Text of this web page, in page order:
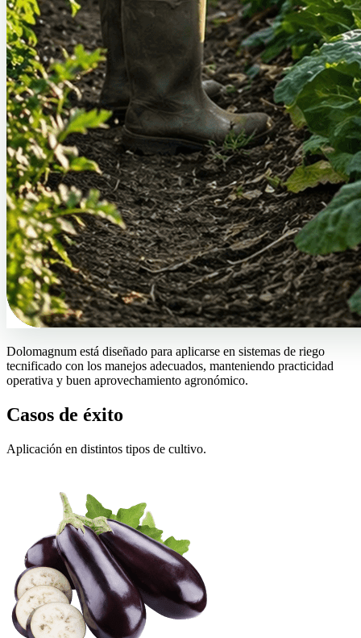
Dolomagnum está diseñado para aplicarse en sistemas de riego
tecnificado con los manejos adecuados, manteniendo practicidad
operativa y buen aprovechamiento agronómico.
Casos de éxito
Aplicación en distintos tipos de cultivo.